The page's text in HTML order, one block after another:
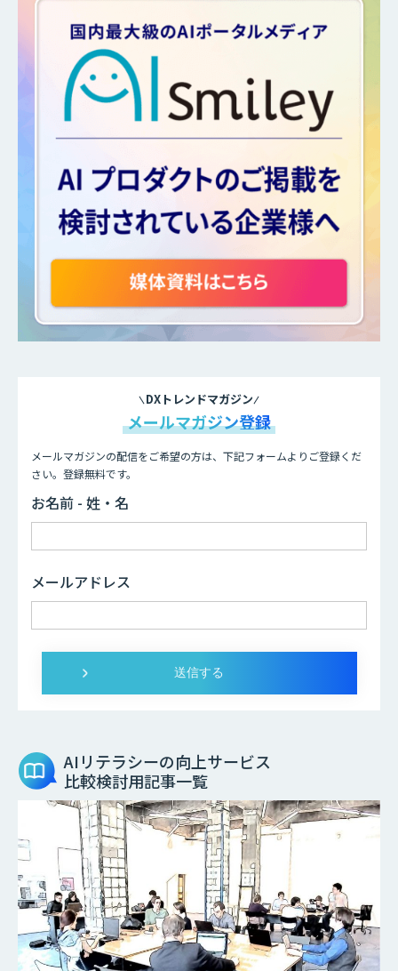
DXトレンドマガジン
メールマガジン登録
メールマガジンの配信をご希望の方は、下記フォームよりご登録くだ
さい。登録無料です。
お名前 - 姓・名
メールアドレス
AIリテラシーの向上サービス
比較検討用記事一覧